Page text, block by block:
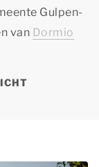
Gulpen-
van Dormio